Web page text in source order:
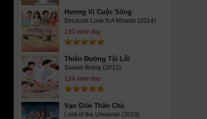
Hương Vị Cuộc Sống
Because Love Is A Miracle (2014)
130 view day
Thiên Đường Tội Lỗi
Sawan Biang (2012)
124 view day
Vạn Giới Thần Chủ
Lord of the Universe (2019)